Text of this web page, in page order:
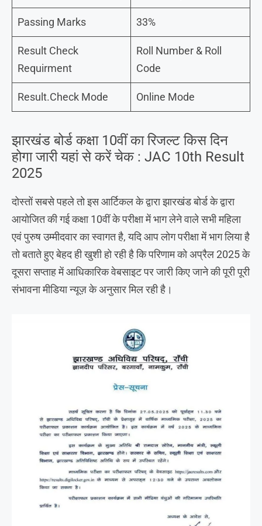
Passing Marks 33%
Result Check
Requirment
Roll Number & Roll
Code
Result.Check Mode Online Mode
झारखंड बोर्ड कक्षा 10वीं का रिजल्ट किस दिन
होगा जारी यहां से करें चेक : JAC 10th Result
2025
दोस्तों सबसे पहले तो इस आर्टिकल के द्वारा झारखंड बोर्ड के द्वारा
आयोजित की गई कक्षा 10वीं के परीक्षा में भाग लेने वाले सभी महिला
एवं पुरुष उम्मीदवार का स्वागत है, यदि आप लोग परीक्षा में भाग लिया है
तो बताते हुए बेहद ही खुशी हो रही है कि परिणाम को अप्रैल 2025 के
दूसरा सप्ताह में आधिकारिक वेबसाइट पर जारी किए जाने की पूरी पूरी
संभावना मीडिया न्यूज़ के अनुसार मिल रही है।